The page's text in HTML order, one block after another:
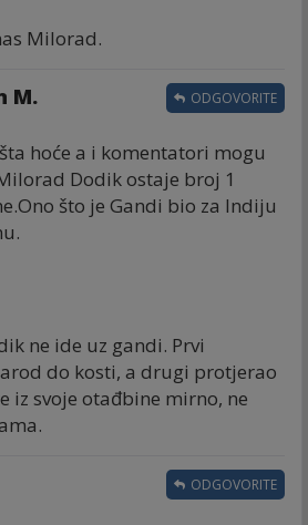
Milorad.
M.
hoće a i komentatori mogu
Dodik ostaje broj 1
što je Gandi bio za Indiju
ODGOVORITE
ne ide uz gandi. Prvi
do kosti, a drugi protjerao
iz svoje otađbine mirno, ne
ODGOVORITE